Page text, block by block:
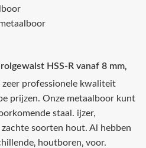
HSS-R vanaf 8 mm‚
professionele kwaliteit
prijzen. Onze metaalboor kunt
staal. ijzer,
soorten hout. Al hebben
houtboren‚ voor.